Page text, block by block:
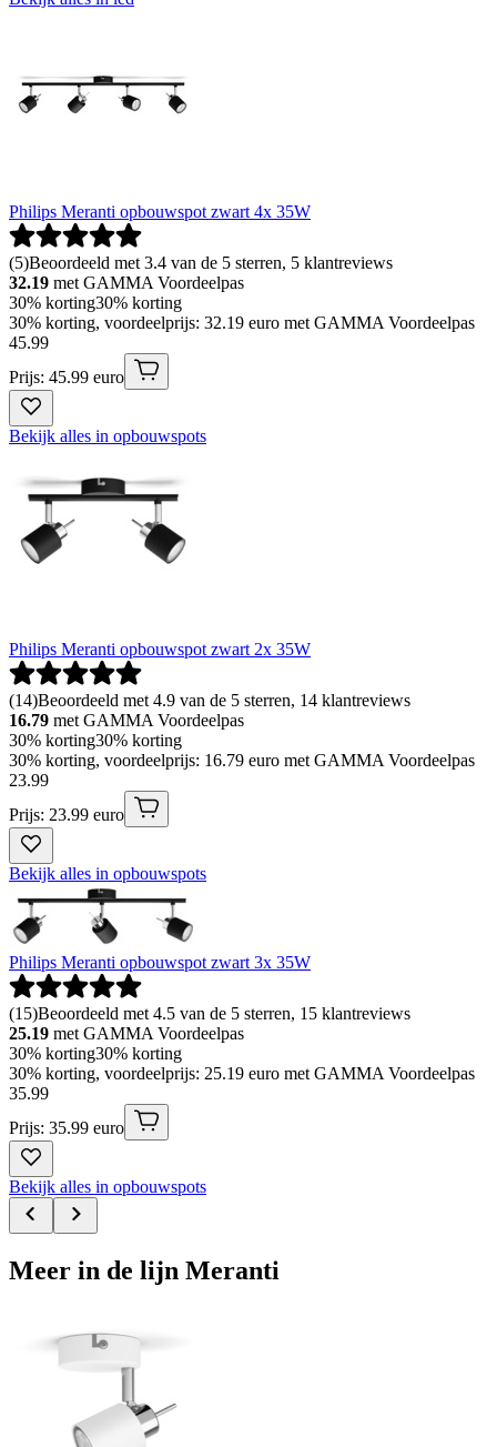
Philips Meranti opbouwspot zwart 4x 35W
(5)Beoordeeld met 3.4 van de 5 sterren, 5 klantreviews
32.19 met GAMMA Voordeelpas
30% korting30% korting
30% korting, voordeelprijs: 32.19 euro met GAMMA Voordeelpas
45.99
Prijs: 45.99 euro
Bekijk alles in opbouwspots
Philips Meranti opbouwspot zwart 2x 35W
(14)Beoordeeld met 4.9 van de 5 sterren, 14 klantreviews
16.79 met GAMMA Voordeelpas
30% korting30% korting
30% korting, voordeelprijs: 16.79 euro met GAMMA Voordeelpas
23.99
Prijs: 23.99 euro
Bekijk alles in opbouwspots
Philips Meranti opbouwspot zwart 3x 35W
(15)Beoordeeld met 4.5 van de 5 sterren, 15 klantreviews
25.19 met GAMMA Voordeelpas
30% korting30% korting
30% korting, voordeelprijs: 25.19 euro met GAMMA Voordeelpas
35.99
Prijs: 35.99 euro
Bekijk alles in opbouwspots
Meer in de lijn Meranti